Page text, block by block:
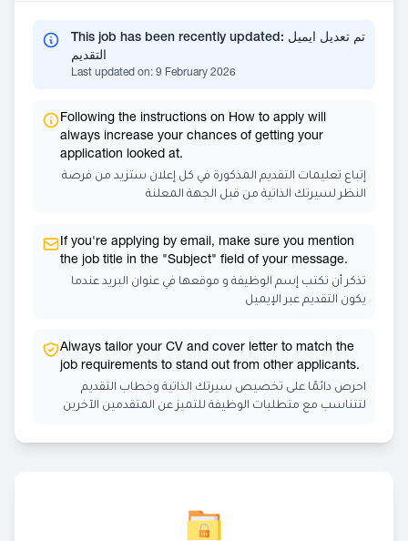
This job has been recently updated: تم تعديل ايميل
التقديم
Last updated on: 9 February 2026
Following the instructions on How to apply will
always increase your chances of getting your
application looked at.
إتباع تعليمات التقديم المذكورة في كل إعلان ستزيد من فرصة
النظر لسيرتك الذاتية من قبل الجهة المعلنة
If you're applying by email, make sure you mention
the job title in the "Subject" field of your message.
تذكر أن تكتب إسم الوظيفة و موقعها في عنوان البريد عندما
يكون التقديم عبر الإيميل
Always tailor your CV and cover letter to match the
job requirements to stand out from other applicants.
احرص دائمًا على تخصيص سيرتك الذاتية وخطاب التقديم
لتتناسب مع متطلبات الوظيفة للتميز عن المتقدمين الآخرين